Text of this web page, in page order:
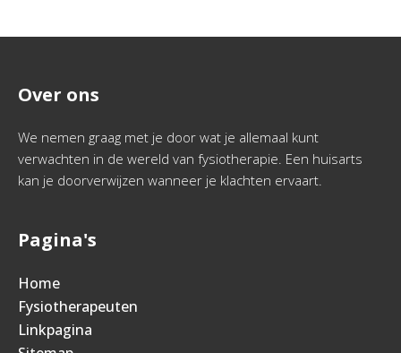
Over ons
We nemen graag met je door wat je allemaal kunt
verwachten in de wereld van fysiotherapie. Een huisarts
kan je doorverwijzen wanneer je klachten ervaart.
Pagina's
Home
Fysiotherapeuten
Linkpagina